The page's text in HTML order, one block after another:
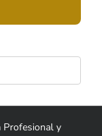
Profesional y